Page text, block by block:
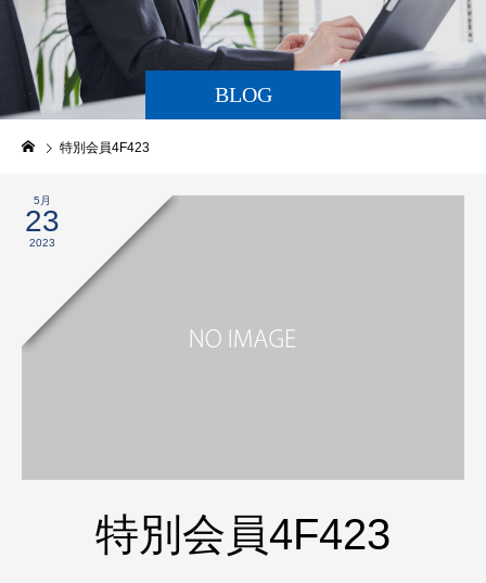
BLOG
特別会員4F423
5月
23
2023
特別会員4F423